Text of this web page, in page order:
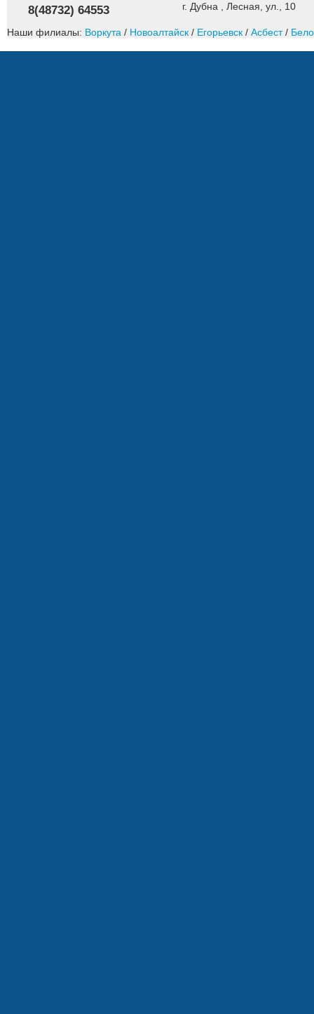
8(48732) 64553
г. Дубна , Лесная, ул., 10
Наши филиалы: Воркута / Новоалтайск / Егорьевск / Асбест/